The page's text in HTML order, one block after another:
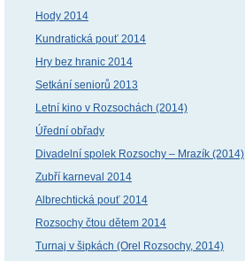
Hody 2014
Kundratická pouť 2014
Hry bez hranic 2014
Setkání seniorů 2013
Letní kino v Rozsochách (2014)
Úřední obřady
Divadelní spolek Rozsochy – Mrazík (2014)
Zubří karneval 2014
Albrechtická pouť 2014
Rozsochy čtou dětem 2014
Turnaj v šipkách (Orel Rozsochy, 2014)